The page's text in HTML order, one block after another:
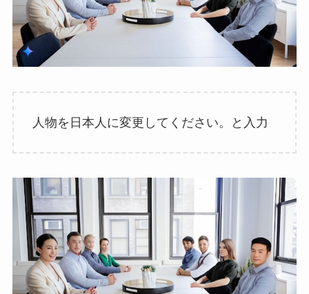
人物を日本人に変更してください。と入力